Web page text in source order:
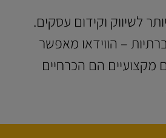
לשיווק וקידום עסקים.
– הווידאו מאפשר
מקצועיים הם הכרחיים